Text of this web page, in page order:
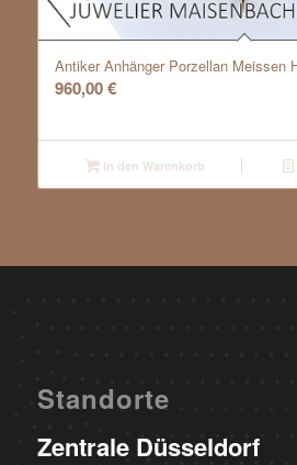
Antiker Anhänger Porzellan Meissen
960,00€
In den Warenkorb
Standorte
Zentrale Düsseldorf